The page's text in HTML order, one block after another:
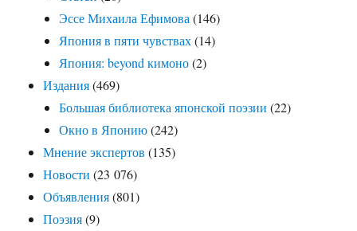
Эссе Михаила Ефимова (146)
Япония в пяти чувствах(14)
Япония: beyond кимоно(2)
Издания(469)
Большая библиотека японской поэзии (22)
Окно в Японию(242)
Мнение экспертов (135)
Новости (23 076)
Объявления(801)
Поэзия(9)